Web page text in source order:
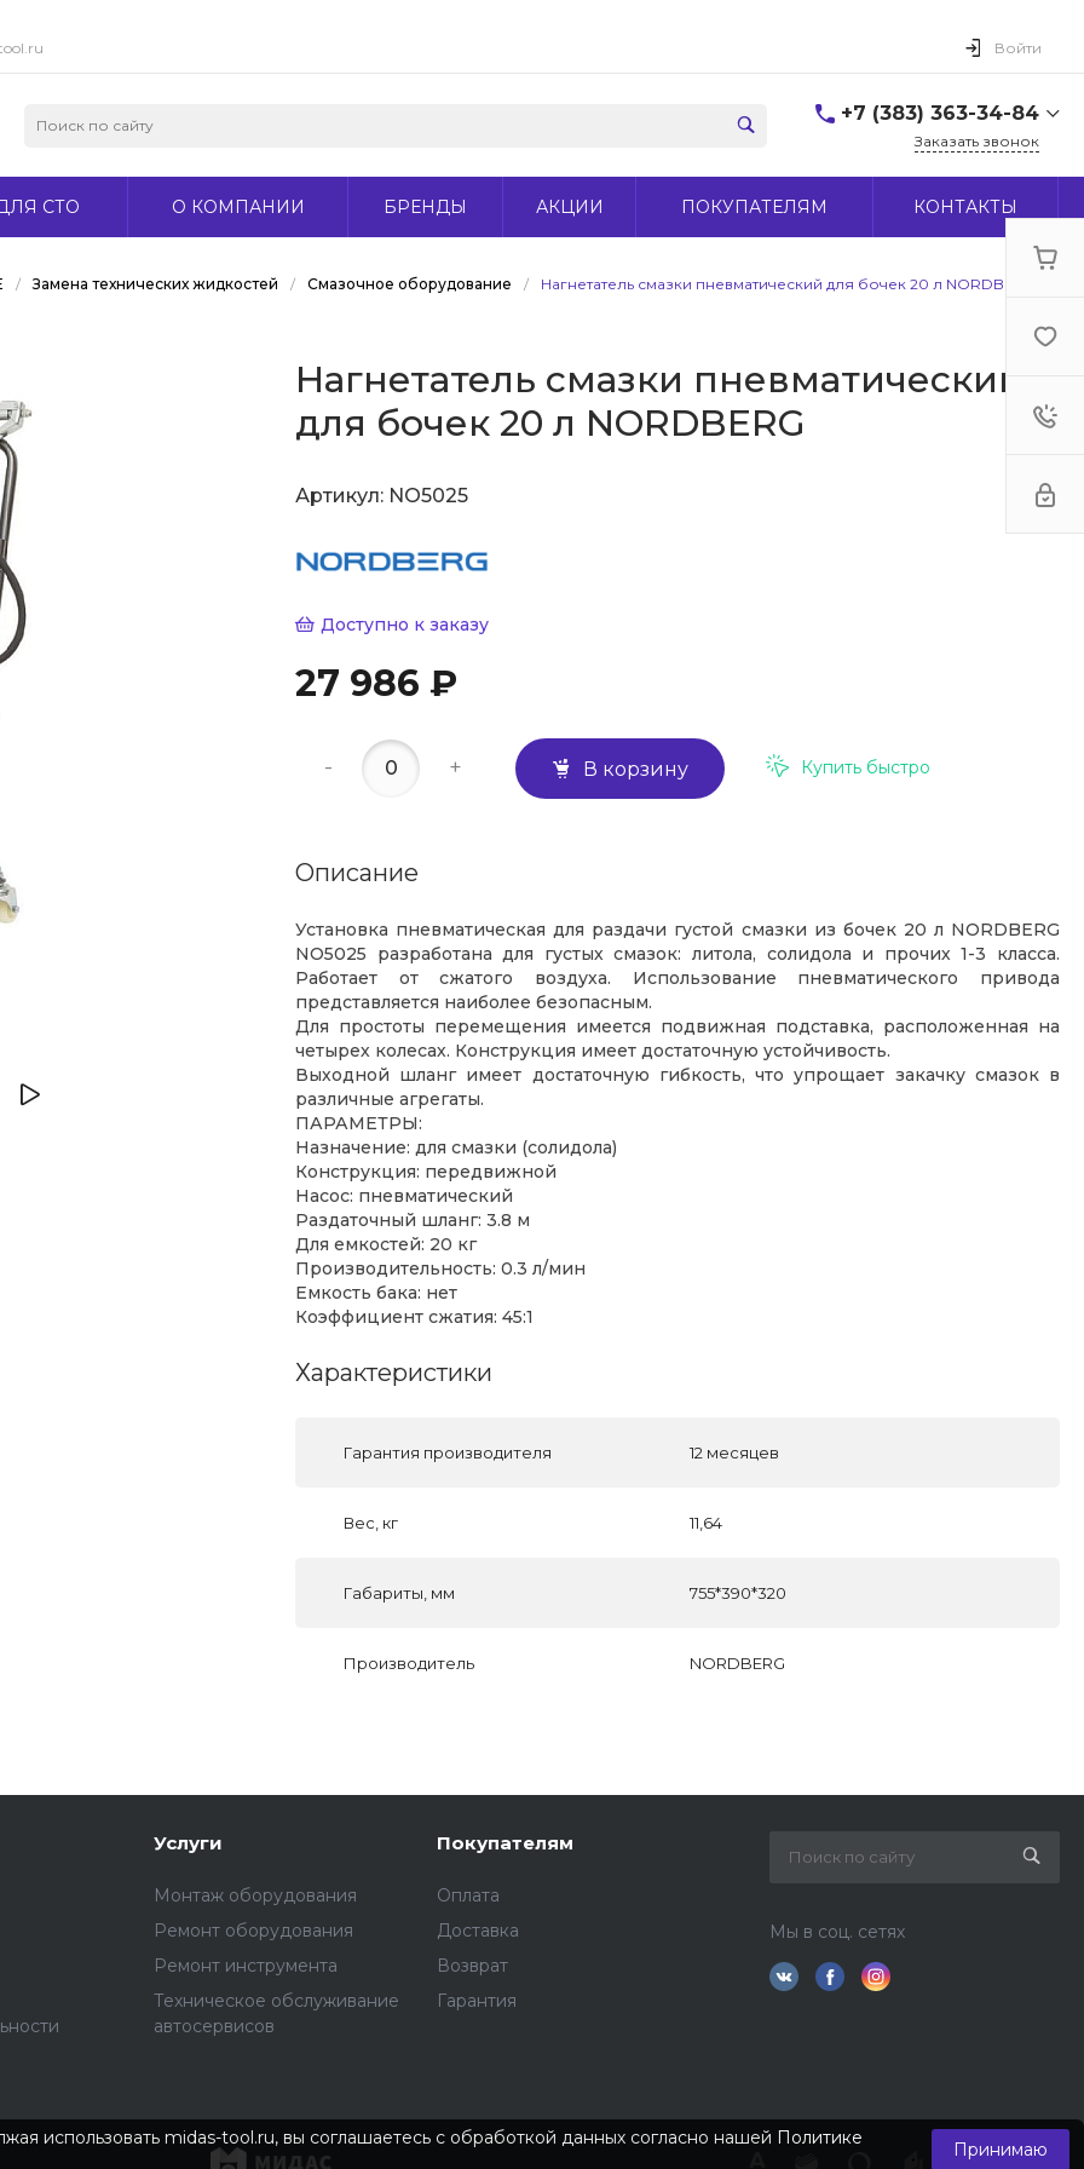
Войти
+7 (383) 363-34-84
г. Новосибирск, ул.
Заказать звонок
СТО О КОМПАНИИ БРЕНДЫ АКЦИИ ПОКУПАТЕЛЯМ КОНТАКТЫ
/ Замена технических жидкостей / Смазочное оборудование / Нагнетатель смазки пневматический для бочек 20 л NORDBERG
Нагнетатель смазки пневматический
для бочек 20 л NORDBERG
Артикул: NO5025
Доступно к заказу
27 986 ₽
- + В корзину Купить быстро
Описание
Установка пневматическая для раздачи густой смазки из бочек 20 л NORDBERG
NO5025 разработана для густых смазок: литола, солидола и прочих 1-3 класса.
Работает от сжатого воздуха. Использование пневматического привода
представляется наиболее безопасным.
Для простоты перемещения имеется подвижная подставка, расположенная на
четырех колесах. Конструкция имеет достаточную устойчивость.
Выходной шланг имеет достаточную гибкость, что упрощает закачку смазок в
различные агрегаты.
ПАРАМЕТРЫ:
Назначение: для смазки (солидола)
Конструкция: передвижной
Насос: пневматический
Раздаточный шланг: 3.8 м
Для емкостей: 20 кг
Производительность: 0.3 л/мин
Емкость бака: нет
Коэффициент сжатия: 45:1
Характеристики
Гарантия производителя 12 месяцев
Вес, кг 11,64
Габариты, мм 755*390*320
Производитель NORDBERG
Услуги
Монтаж оборудования
Ремонт оборудования
Ремонт инструмента
Техническое обслуживание
автосервисов
Покупателям
Оплата
Доставка
Возврат
Гарантия
Мы в соц. сетях
использовать midas-tool.ru, вы соглашаетесь с обработкой данных согласно нашей Политике
Принимаю